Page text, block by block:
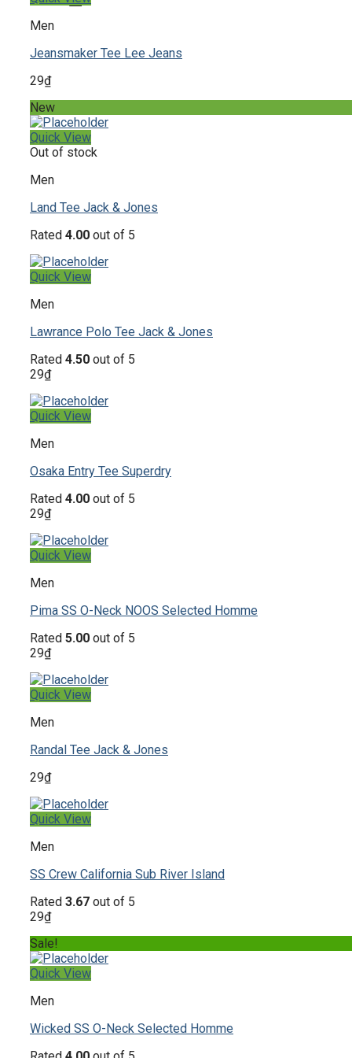
Men
Jeansmaker Tee Lee Jeans
29₫
New
Quick View
Out of stock
Men
Land Tee Jack & Jones
Rated 4.00 out of 5
Quick View
Men
Lawrance Polo Tee Jack & Jones
Rated 4.50 out of 5
29₫
Quick View
Men
Osaka Entry Tee Superdry
Rated 4.00 out of 5
29₫
Quick View
Men
Pima SS O-Neck NOOS Selected Homme
Rated 5.00 out of 5
29₫
Quick View
Men
Randal Tee Jack & Jones
29₫
Quick View
Men
SS Crew California Sub River Island
Rated 3.67 out of 5
29₫
Sale!
Quick View
Men
Wicked SS O-Neck Selected Homme